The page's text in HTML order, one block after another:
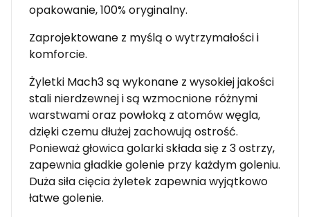
opakowanie, 100% oryginalny.
Zaprojektowane z myślą o wytrzymałości i
komforcie.
Żyletki Mach3 są wykonane z wysokiej jakości
stali nierdzewnej i są wzmocnione różnymi
warstwami oraz powłoką z atomów węgla,
dzięki czemu dłużej zachowują ostrość.
Ponieważ głowica golarki składa się z 3 ostrzy,
zapewnia gładkie golenie przy każdym goleniu.
Duża siła cięcia żyletek zapewnia wyjątkowo
łatwe golenie.